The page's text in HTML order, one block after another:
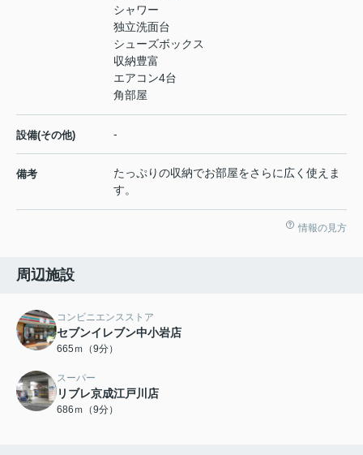
シャワー
独立洗面台
シューズボックス
収納豊富
エアコン4台
角部屋
設備(その他) -
備考
たっぷりの収納でお部屋をさらに広く使えま
す。
情報の見方
周辺施設
コンビニエンスストア
セブンイレブン中小岩店
665ｍ（9分）
スーパー
リブレ京成江戸川店
686ｍ（9分）